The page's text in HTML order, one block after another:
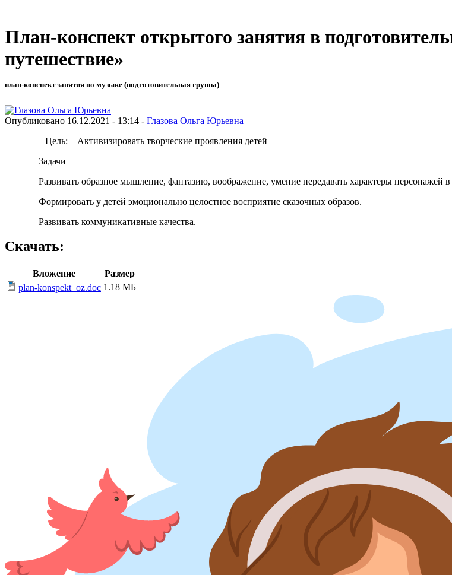
План-конспект открытого занятия в
путешествие»
план-конспект занятия по музыке (подготовительная группа)
Опубликовано 16.12.2021 - 13:14 - Глазова Ольга Юрьевна
Цель: Активизировать творческие проявления детей
Задачи
Развивать образное мышление, фантазию, воображение, умение передавать характеры
Формировать у детей эмоционально целостное восприятие сказочных образов.
Развивать коммуникативные качества.
Скачать:
Вложение
Размер
plan-konspekt_oz.doc 1.18 МБ